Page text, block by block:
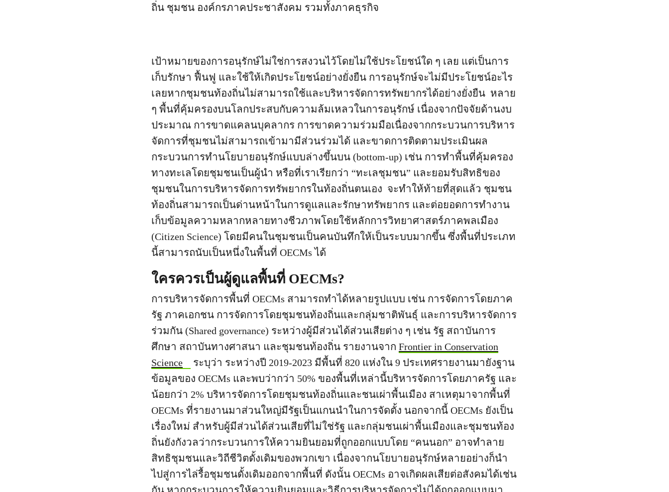
ถิ่น ชุมชน องค์กรภาคประชาสังคม รวมทั้งภาคธุรกิจ
เป้าหมายของการอนุรักษ์ไม่ใช่การสงวนไว้โดยไม่ใช้ประโยชน์ใด ๆ เลย แต่เป็นการ
เก็บรักษา ฟื้นฟู และใช้ให้เกิดประโยชน์อย่างยั่งยืน การอนุรักษ์จะไม่มีประโยชน์อะไร
เลยหากชุมชนท้องถิ่นไม่สามารถใช้และบริหารจัดการทรัพยากรได้อย่างยั่งยืน หลาย
ๆ พื้นที่คุ้มครองบนโลกประสบกับความล้มเหลวในการอนุรักษ์ เนื่องจากปัจจัยด้านงบ
ประมาณ การขาดแคลนบุคลากร การขาดความร่วมมือเนื่องจากกระบวนการบริหาร
จัดการที่ชุมชนไม่สามารถเข้ามามีส่วนร่วมได้ และขาดการติดตามประเมินผล
กระบวนการทำนโยบายอนุรักษ์แบบล่างขึ้นบน (bottom-up) เช่น การทำพื้นที่คุ้มครอง
ทางทะเลโดยชุมชนเป็นผู้นำ หรือที่เราเรียกว่า “ทะเลชุมชน” และยอมรับสิทธิของ
ชุมชนในการบริหารจัดการทรัพยากรในท้องถิ่นตนเอง จะทำให้ท้ายที่สุดแล้ว ชุมชน
ท้องถิ่นสามารถเป็นด่านหน้าในการดูแลและรักษาทรัพยากร และต่อยอดการทำงาน
เก็บข้อมูลความหลากหลายทางชีวภาพโดยใช้หลักการวิทยาศาสตร์ภาคพลเมือง
(Citizen Science) โดยมีคนในชุมชนเป็นคนบันทึกให้เป็นระบบมากขึ้น ซึ่งพื้นที่ประเภท
นี้สามารถนับเป็นหนึ่งในพื้นที่ OECMs ได้
ใครควรเป็นผู้ดูแลพื้นที่ OECMs?
การบริหารจัดการพื้นที่ OECMs สามารถทำได้หลายรูปแบบ เช่น การจัดการโดยภาค
รัฐ ภาคเอกชน การจัดการโดยชุมชนท้องถิ่นและกลุ่มชาติพันธุ์ และการบริหารจัดการ
ร่วมกัน (Shared governance) ระหว่างผู้มีส่วนได้ส่วนเสียต่าง ๆ เช่น รัฐ สถาบันการ
ศึกษา สถาบันทางศาสนา และชุมชนท้องถิ่น รายงานจาก Frontier in Conservation
Science
ระบุว่า ระหว่างปี 2019-2023 มีพื้นที่ 820 แห่งใน 9 ประเทศรายงานมายังฐาน
ข้อมูลของ OECMs และพบว่ากว่า 50% ของพื้นที่เหล่านี้บริหารจัดการโดยภาครัฐ และ
น้อยกว่า 2% บริหารจัดการโดยชุมชนท้องถิ่นและชนเผ่าพื้นเมือง สาเหตุมาจากพื้นที่
OECMs ที่รายงานมาส่วนใหญ่มีรัฐเป็นแกนนำในการจัดตั้ง นอกจากนี้ OECMs ยังเป็น
เรื่องใหม่ สำหรับผู้มีส่วนได้ส่วนเสียที่ไม่ใช่รัฐ และกลุ่มชนเผ่าพื้นเมืองและชุมชนท้อง
ถิ่นยังกังวลว่ากระบวนการให้ความยินยอมที่ถูกออกแบบโดย “คนนอก” อาจทำลาย
สิทธิชุมชนและวิถีชีวิตดั้งเดิมของพวกเขา เนื่องจากนโยบายอนุรักษ์หลายอย่างก็นำ
ไปสู่การไล่รื้อชุมชนดั้งเดิมออกจากพื้นที่ ดังนั้น OECMs อาจเกิดผลเสียต่อสังคมได้เช่น